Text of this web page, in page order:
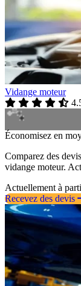
Vidange moteur
Économisez en
Comparez des
vidange moteur.
Actuellement à
Recevez des devis